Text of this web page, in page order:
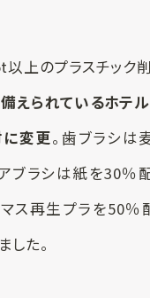
以上のプラスチック
えられているホテ
変更。歯ブラシは
ブラシは紙を30％
ス再生プラを50％
した。